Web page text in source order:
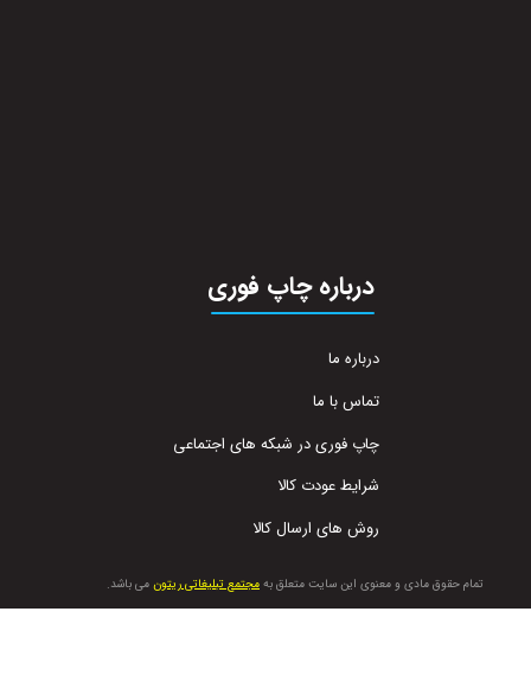
تمام حقوق مادی و معنوی این سایت متعلق به مجتمع تبلیغاتی ریتون می باشد.
درباره چاپ فوری
درباره ما
تماس با ما
چاپ فوری در شبکه های اجتماعی
شرایط عودت کالا
روش های ارسال کالا